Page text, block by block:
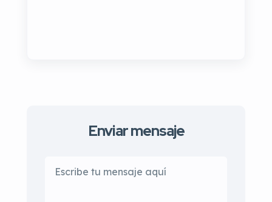
Enviar mensaje